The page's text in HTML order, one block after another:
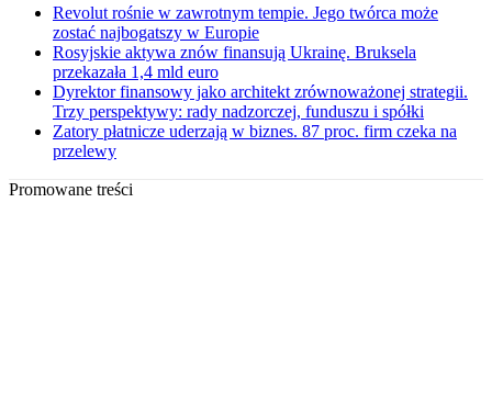
Revolut rośnie w zawrotnym tempie. Jego twórca może
zostać najbogatszy w Europie
Rosyjskie aktywa znów finansują Ukrainę. Bruksela
przekazała 1,4 mld euro
Dyrektor finansowy jako architekt zrównoważonej strategii.
Trzy perspektywy: rady nadzorczej, funduszu i spółki
Zatory płatnicze uderzają w biznes. 87 proc. firm czeka na
przelewy
Promowane treści